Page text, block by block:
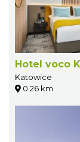
Hotel voco
Katowice
0.26 km